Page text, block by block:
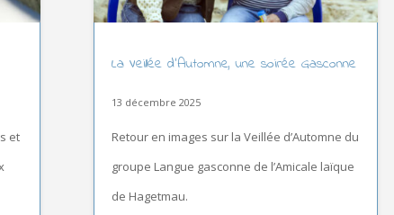
et
La Veillée d’Automne, une soirée Gasconne
13 décembre 2025
Retour en images sur la Veillée d’Automne du
groupe Langue gasconne de l’Amicale laïque
de Hagetmau.